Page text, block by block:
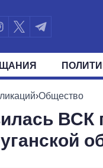
ПРЕЗИДЕНТ И
›Общество
ВСК